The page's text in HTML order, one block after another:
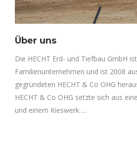
Über uns
Die HECHT Erd- und Tiefbau GmbH
Familienunternehmen und ist 2008
gegründeten HECHT & Co OHG
HECHT & Co OHG setzte sich aus
und einem Kieswerk….